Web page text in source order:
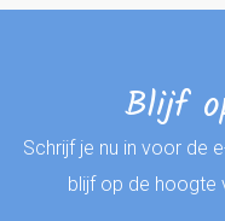
Blijf
Schrijf je nu in voor de
blijf op de hoogte